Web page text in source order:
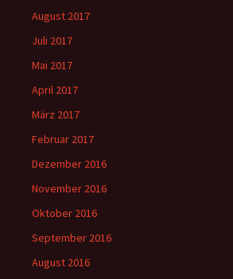
August 2017
Juli 2017
Mai 2017
April 2017
März 2017
Februar 2017
Dezember 2016
November 2016
Oktober 2016
September 2016
August 2016